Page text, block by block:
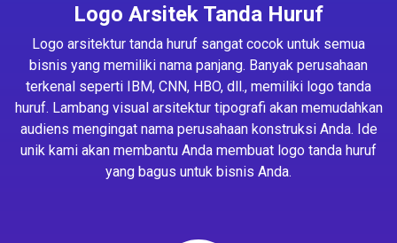
Logo Arsitek Tanda Huruf
Logo arsitektur tanda huruf sangat cocok untuk semua
bisnis yang memiliki nama panjang. Banyak perusahaan
terkenal seperti IBM, CNN, HBO, dll., memiliki logo tanda
huruf. Lambang visual arsitektur tipografi akan memudahkan
audiens mengingat nama perusahaan konstruksi Anda. Ide
unik kami akan membantu Anda membuat logo tanda huruf
yang bagus untuk bisnis Anda.